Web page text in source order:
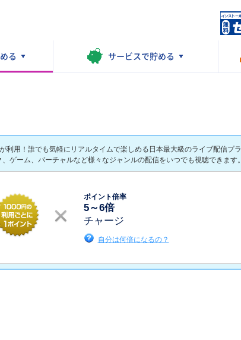
る サービスで貯める
利用！誰でも気軽にリアルタイムで楽しめる日本最大級のライブ配信プラ
ゲーム、バーチャルなど様々なジャンルの配信をいつでも視聴できます。
ポイント倍率
5～6倍
チャージ
自分は何倍になるの？